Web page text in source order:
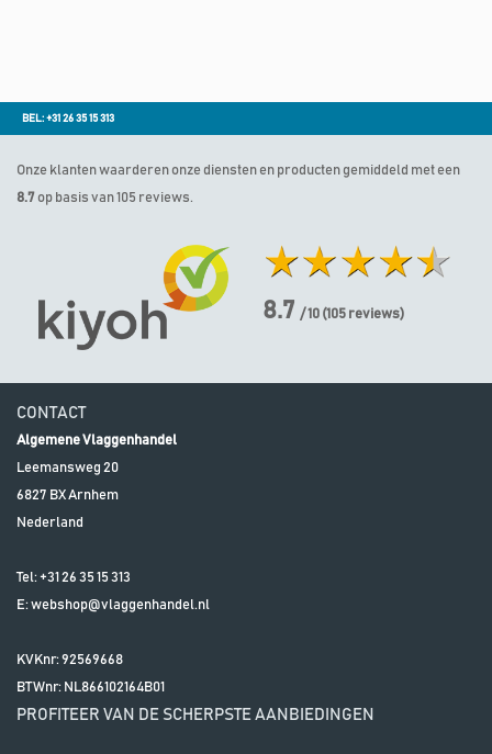
BEL: +31 26 35 15 313
Onze klanten waarderen onze diensten en producten gemiddeld met een
8.7 op basis van 105 reviews.
8.7 / 10 (105 reviews)
CONTACT
Algemene Vlaggenhandel
Leemansweg 20
6827 BXArnhem
Nederland
Tel: +31 26 35 15 313
E:webshop@vlaggenhandel.nl
KVKnr: 92569668
BTWnr: NL866102164B01
PROFITEER VAN DE SCHERPSTE AANBIEDINGEN